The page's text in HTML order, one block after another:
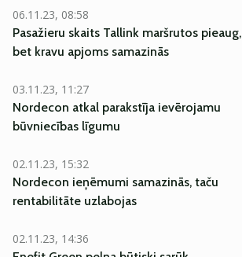
06.11.23, 08:58
Pasažieru skaits Tallink maršrutos pieaug,
bet kravu apjoms samazinās
03.11.23, 11:27
Nordecon atkal parakstīja ievērojamu
būvniecības līgumu
02.11.23, 15:32
Nordecon ieņēmumi samazinās, taču
rentabilitāte uzlabojas
02.11.23, 14:36